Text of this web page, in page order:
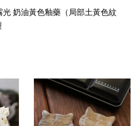
光 奶油黃色釉藥（局部土黃色紋